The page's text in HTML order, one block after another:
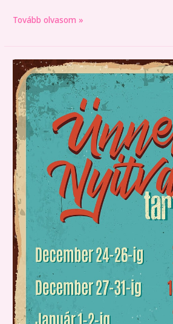
Tovább olvasom »
Ünnepi
nyitvatartás